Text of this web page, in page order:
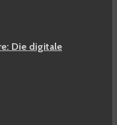
Die digitale